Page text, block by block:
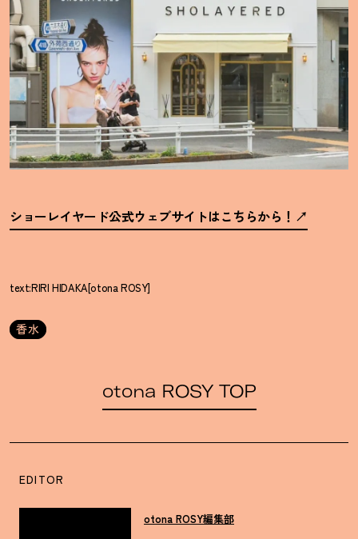
ショーレイヤード公式ウェブサイトはこちらから ！
text:RIRI HIDAKA[otona ROSY]
香水
otona ROSY TOP
EDITOR
otona ROSY編集部